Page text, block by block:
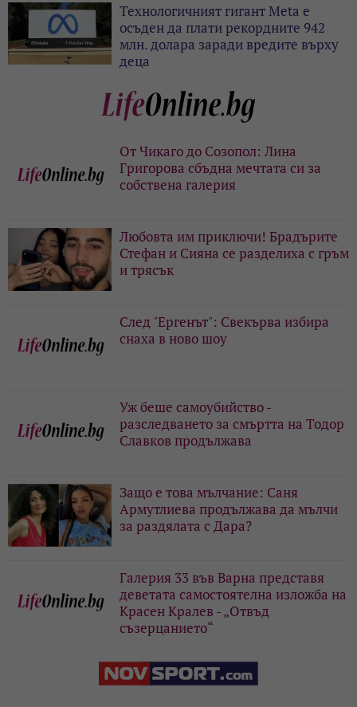
Технологичният гигант Meta е
осъден да плати рекордните 942
млн. долара заради вредите върху
деца
От Чикаго до Созопол: Лина
Григорова сбъдна мечтата си за
собствена галерия
Любовта им приключи! Брадърите
Стефан и Сияна се разделиха с гръм
и трясък
След "Ергенът": Свекърва избира
снаха в ново шоу
Уж беше самоубийство -
разследването за смъртта на Тодор
Славков продължава
Защо е това мълчание: Саня
Армутлиева продължава да мълчи
за раздялата с Дара?
Галерия 33 във Варна представя
деветата самостоятелна изложба на
Красен Кралев - „Отвъд
съзерцанието“